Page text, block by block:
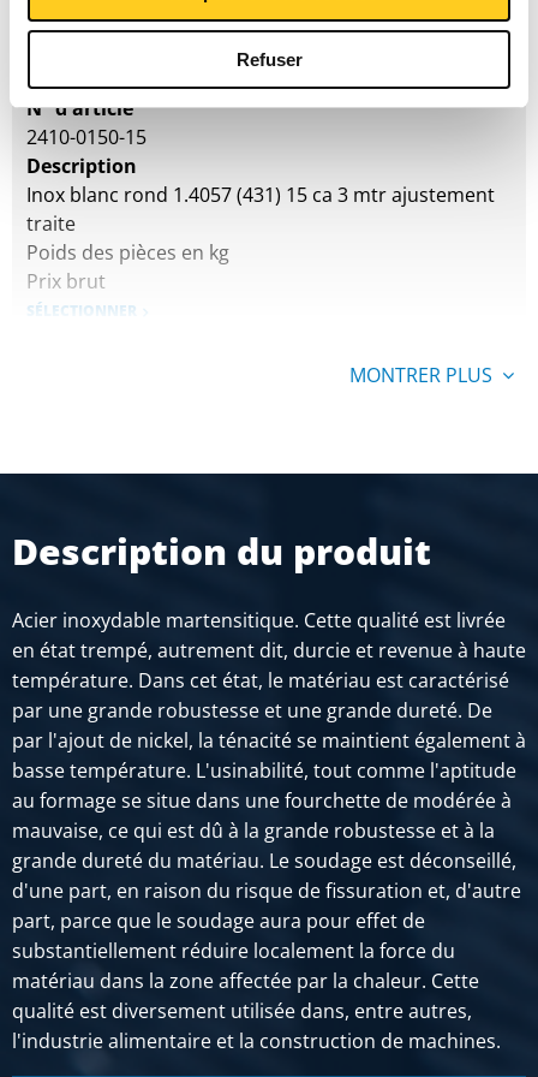
Refuser
Prix brut
N° d'article
2410-0150-15
Description
Inox blanc rond 1.4057 (431) 15 ca 3 mtr ajustement
traite
Poids des pièces en kg
Prix brut
SÉLECTIONNER
traite
Prix brut
SÉLECTIONNER
N° d'article
2410-0150-18
Description
Inox blanc rond 1.4057 (431) 18 ca 3 mtr ajustement
traite
Poids des pièces en kg
Prix brut
SÉLECTIONNER
N° d'article
2410-0150-20
Description
Inox blanc rond 1.4057 (431) 20 ca 3 mtr ajustement
traite
Poids des pièces en kg
MONTRER PLUS
Description du produit
Acier inoxydable martensitique. Cette qualité est livrée
en état trempé, autrement dit, durcie et revenue à haute
température. Dans cet état, le matériau est caractérisé
par une grande robustesse et une grande dureté. De
par l'ajout de nickel, la ténacité se maintient également à
basse température. L'usinabilité, tout comme l'aptitude
au formage se situe dans une fourchette de modérée à
mauvaise, ce qui est dû à la grande robustesse et à la
grande dureté du matériau. Le soudage est déconseillé,
d'une part, en raison du risque de fissuration et, d'autre
part, parce que le soudage aura pour effet de
substantiellement réduire localement la force du
matériau dans la zone affectée par la chaleur. Cette
qualité est diversement utilisée dans, entre autres,
l'industrie alimentaire et la construction de machines.